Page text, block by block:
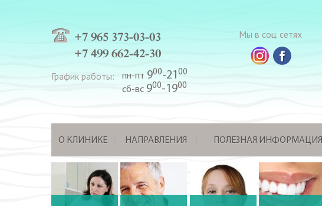
+7 965 373-03-03
+7 499 662-42-30
График работы: пн-пт 900-21 00
сб-вс 900-1900
Мы в соц. сетях
О КЛИНИКЕ НАПРАВЛЕНИЯ ПОЛЕЗНАЯ ИНФОРМАЦИЯ